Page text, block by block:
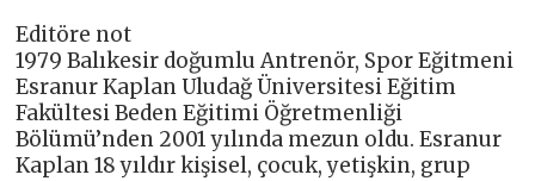
Editöre not
1979 Balıkesir doğumlu Antrenör, Spor Eğitmeni
Esranur Kaplan Uludağ Üniversitesi Eğitim
Fakültesi Beden Eğitimi Öğretmenliği
Bölümü’nden 2001 yılında mezun oldu. Esranur
Kaplan 18 yıldır kişisel, çocuk, yetişkin, grup